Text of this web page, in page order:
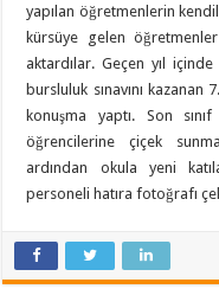
yapılan öğretmenlerin
kürsüye gelen
aktardılar. Geçen yıl
bursluluk sınavını kazanan
konuşma yaptı. Son
öğrencilerine çiçek
ardından okula yeni
personeli hatıra fotoğrafı